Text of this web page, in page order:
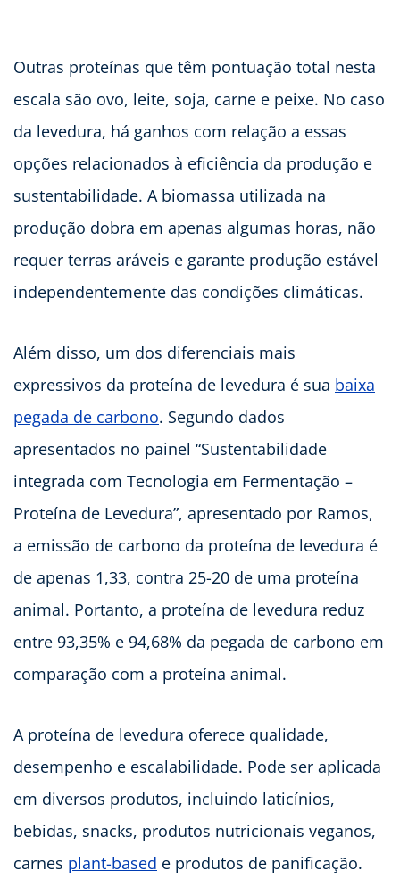
Outras proteínas que têm pontuação total nesta
escala são ovo, leite, soja, carne e peixe. No caso
da levedura, há ganhos com relação a essas
opções relacionados à eficiência da produção e
sustentabilidade. A biomassa utilizada na
produção dobra em apenas algumas horas, não
requer terras aráveis e garante produção estável
independentemente das condições climáticas.
Além disso, um dos diferenciais mais
expressivos da proteína de levedura é sua baixa
pegada de carbono. Segundo dados
apresentados no painel “Sustentabilidade
integrada com Tecnologia em Fermentação –
Proteína de Levedura”, apresentado por Ramos,
a emissão de carbono da proteína de levedura é
de apenas 1,33, contra 25-20 de uma proteína
animal. Portanto, a proteína de levedura reduz
entre 93,35% e 94,68% da pegada de carbono em
comparação com a proteína animal.
A proteína de levedura oferece qualidade,
desempenho e escalabilidade. Pode ser aplicada
em diversos produtos, incluindo laticínios,
bebidas, snacks, produtos nutricionais veganos,
carnes plant-based e produtos de panificação.